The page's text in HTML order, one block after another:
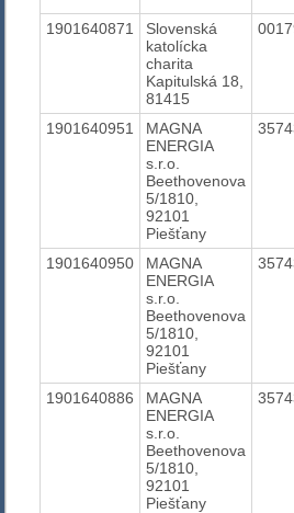
1901640871
Slovenská
katolícka
charita
Kapitulská 18,
81415
1901640951
MAGNA
ENERGIA
s.r.o.
Beethovenova
5/1810,
92101
Piešťany
1901640950
MAGNA
ENERGIA
s.r.o.
Beethovenova
5/1810,
92101
Piešťany
1901640886
MAGNA
ENERGIA
s.r.o.
Beethovenova
5/1810,
92101
Piešťany